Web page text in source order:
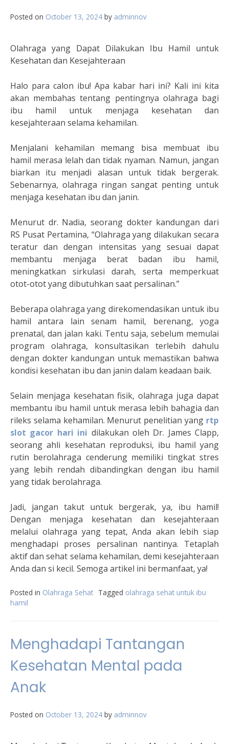
Posted on October 13, 2024 by adminnov
Olahraga yang Dapat Dilakukan Ibu Hamil untuk
Kesehatan dan Kesejahteraan
Halo para calon ibu! Apa kabar hari ini? Kali ini kita
akan membahas tentang pentingnya olahraga bagi
ibu hamil untuk menjaga kesehatan dan
kesejahteraan selama kehamilan.
Menjalani kehamilan memang bisa membuat ibu
hamil merasa lelah dan tidak nyaman. Namun, jangan
biarkan itu menjadi alasan untuk tidak bergerak.
Sebenarnya, olahraga ringan sangat penting untuk
menjaga kesehatan ibu dan janin.
Menurut dr. Nadia, seorang dokter kandungan dari
RS Pusat Pertamina, “Olahraga yang dilakukan secara
teratur dan dengan intensitas yang sesuai dapat
membantu menjaga berat badan ibu hamil,
meningkatkan sirkulasi darah, serta memperkuat
otot-otot yang dibutuhkan saat persalinan.”
Beberapa olahraga yang direkomendasikan untuk ibu
hamil antara lain senam hamil, berenang, yoga
prenatal, dan jalan kaki. Tentu saja, sebelum memulai
program olahraga, konsultasikan terlebih dahulu
dengan dokter kandungan untuk memastikan bahwa
kondisi kesehatan ibu dan janin dalam keadaan baik.
Selain menjaga kesehatan fisik, olahraga juga dapat
membantu ibu hamil untuk merasa lebih bahagia dan
rileks selama kehamilan. Menurut penelitian yang rtp
slot gacor hari ini dilakukan oleh Dr. James Clapp,
seorang ahli kesehatan reproduksi, ibu hamil yang
rutin berolahraga cenderung memiliki tingkat stres
yang lebih rendah dibandingkan dengan ibu hamil
yang tidak berolahraga.
Jadi, jangan takut untuk bergerak, ya, ibu hamil!
Dengan menjaga kesehatan dan kesejahteraan
melalui olahraga yang tepat, Anda akan lebih siap
menghadapi proses persalinan nantinya. Tetaplah
aktif dan sehat selama kehamilan, demi kesejahteraan
Anda dan si kecil. Semoga artikel ini bermanfaat, ya!
Posted in Olahraga Sehat Tagged olahraga sehat untuk ibu
hamil
Menghadapi Tantangan
Kesehatan Mental pada
Anak
Posted on October 13, 2024 by adminnov